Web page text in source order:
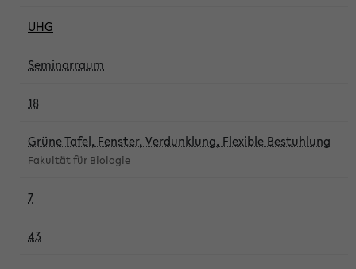
UHG
Seminarraum
18
Grüne Tafel, Fenster, Verdunklung, Flexible Bestuhlung
Fakultät für Biologie
7
43